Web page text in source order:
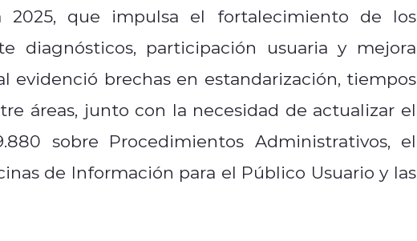
2025, que impulsa el fortalecimiento de los
diagnósticos, participación usuaria y mejora
evidenció brechas en estandarización, tiempos
áreas, junto con la necesidad de actualizar el
sobre Procedimientos Administrativos, el
de Información para el Público Usuario y las